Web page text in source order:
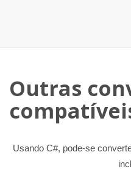
Outras
Usando C#, pode-se